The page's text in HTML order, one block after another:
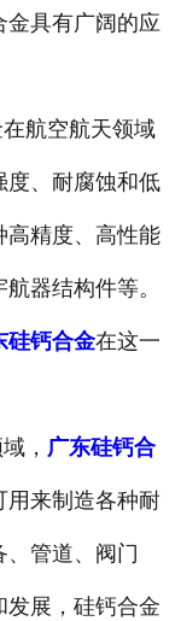
金具有广阔的应
航空航天领域
度、耐腐蚀和低
高精度、高性能
器结构件等。
硅钙合金在这一
， 广东硅钙合
用来制造各种耐
管道、阀门
发展，硅钙合金